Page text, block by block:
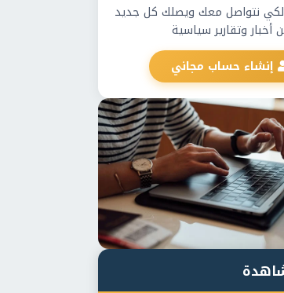
نتواصل معك ويصلك كل جديد
أخبار وتقارير سياسية
إنشاء حساب مجاني